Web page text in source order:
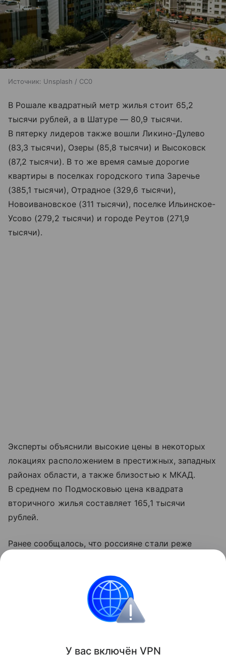
Источник: Unsplash / CC0
В Рошале квадратный метр жилья стоит 65,2
тысячи рублей, а в Шатуре — 80,9 тысячи.
В пятерку лидеров также вошли Ликино-Дулево
(83,3 тысячи), Озеры (85,8 тысячи) и Высоковск
(87,2 тысячи). В то же время самые дорогие
квартиры в поселках городского типа Заречье
(385,1 тысячи), Отрадное (329,6 тысячи),
Новоивановское (311 тысячи), поселке Ильинское-
Усово (279,2 тысячи) и городе Реутов (271,9
тысячи).
Эксперты объяснили высокие цены в некоторых
локациях расположением в престижных, западных
районах области, а также близостью к МКАД.
В среднем по Подмосковью цена квадрата
вторичного жилья составляет 165,1 тысячи
рублей.
Ранее сообщалось, что россияне стали реже
за год показатель снизился на 2 п.п.
Городская недвижимость
Поделиться
У вас включён VPN